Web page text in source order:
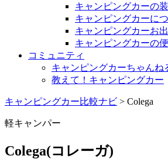
キャンピングカーの
キャンピングカーに
キャンピングカーお
キャンピングカーの
コミュニティ
キャンピングカーちゃんね
教えて！キャンピングカー
キャンピングカー比較ナビ > Colega
軽キャンパー
Colega(コレーガ)